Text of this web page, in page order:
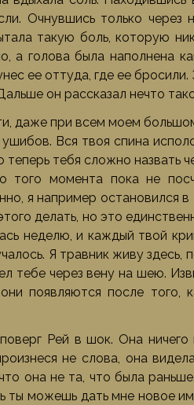
Очнувшись только
такую боль, которую
а голова была наполнена
ее оттуда, где ее
он рассказал нечто
даже при всем моем
Вся твоя спина
теперь тебя сложно назвать
того момента пока не
я например остановился
делать, но это
неделю, и каждый твой
Я травник живу
тебе через вену на шею.
появляются после того,
Рей в шок. Она
не слова, она
она не та, что была
ты можешь дать мне новое